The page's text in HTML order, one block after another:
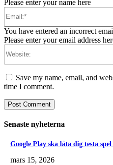
Please enter your name here
You have entered an incorrect
Please enter your email address
Save my name, email, and
time I comment.
Senaste nyheterna
Google Play ska låta dig testa
mars 15, 2026